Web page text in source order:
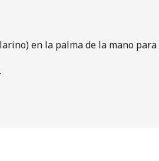
en la palma de la mano